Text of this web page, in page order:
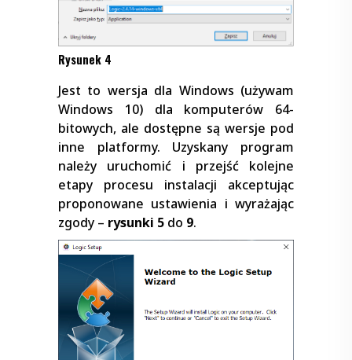
Rysunek 4
Jest to wersja dla Windows (używam
Windows 10) dla komputerów 64-
bitowych, ale dostępne są wersje pod
inne platformy. Uzyskany program
należy uruchomić i przejść kolejne
etapy procesu instalacji akceptując
proponowane ustawienia i wyrażając
zgody – rysunki 5 do 9.